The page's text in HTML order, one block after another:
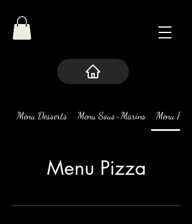
Menu Desserts Menu Sous-Marins Menu Pizza
Menu Pizza